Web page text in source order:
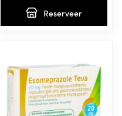
Reserveer